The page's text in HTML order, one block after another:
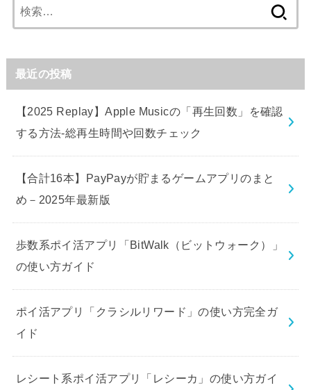
索:
最近の投稿
【2025 Replay】Apple Musicの「再生回数」を確認
する方法-総再生時間や回数チェック
【合計16本】PayPayが貯まるゲームアプリのまと
め－2025年最新版
歩数系ポイ活アプリ「BitWalk（ビットウォーク）」
の使い方ガイド
ポイ活アプリ「クラシルリワード」の使い方完全ガ
イド
レシート系ポイ活アプリ「レシーカ」の使い方ガイ